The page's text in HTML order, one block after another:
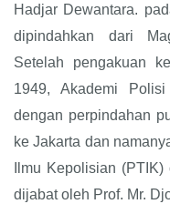
Hadjar Dewantara.
dipindahkan dari
Setelah pengakuan
1949, Akademi
dengan perpindahan
ke Jakarta dan
Ilmu Kepolisian
dijabat oleh Prof. Mr.